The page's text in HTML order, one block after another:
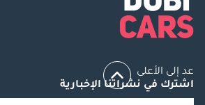
عد إلى الأعلى
اشترك في نشراتنا الإخبارية